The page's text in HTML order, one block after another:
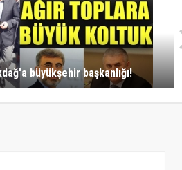
büyükşehir başkanlığı!